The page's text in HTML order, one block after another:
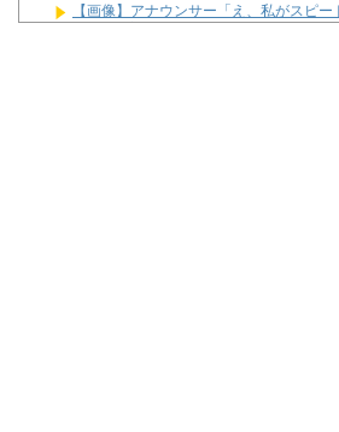
【画像】アナウンサー「え、私がスピ
ニフォーム着るんですか…？ﾑﾁｨ！！」←こ